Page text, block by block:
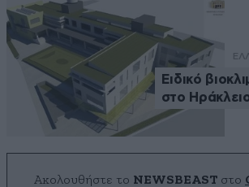
Ειδικό
στο
Ακολουθήστε το NEWSBEASTστο